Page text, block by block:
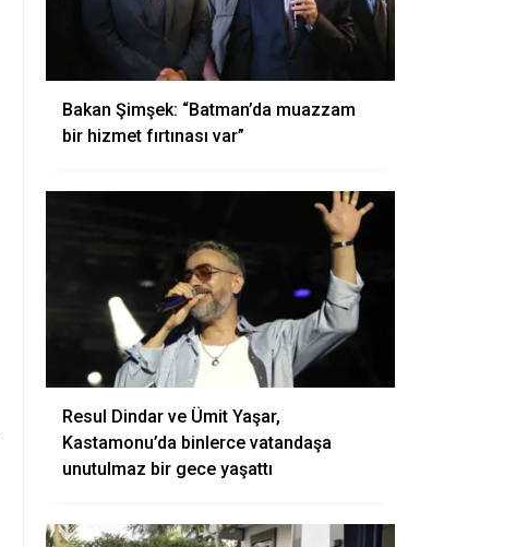
Bakan Şimşek: “Batman’da muazzam
bir hizmet fırtınası var”
Resul Dindar ve Ümit Yaşar,
Kastamonu’da binlerce vatandaşa
unutulmaz bir gece yaşattı